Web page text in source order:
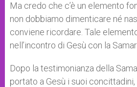
Ma credo che c’è un elemento
non dobbiamo dimenticare né
conviene ricordare. Tale
nell’incontro di Gesù con la
Dopo la testimonianza della
portato a Gesù i suoi concittadini,